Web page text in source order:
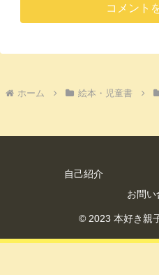
コメント
ホーム 絵本・児童書
自己紹介
お問い
© 2023 本好き親